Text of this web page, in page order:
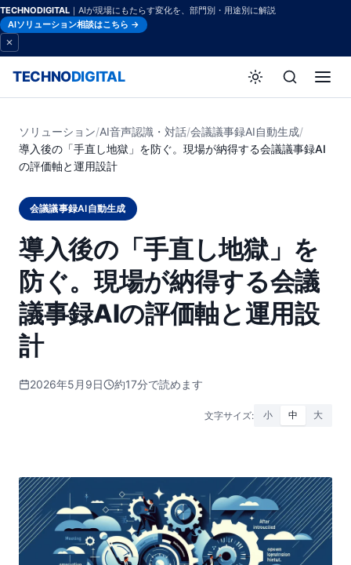
TECHNODIGITAL ｜AIが現場にもたらす変化を、部門別・用途別に解説
AIソリューション相談はこちら →
TECHNODIGITAL
ソリューション/AI音声認識・対話/会議議事録AI自動生成/
導入後の「手直し地獄」を防ぐ。現場が納得する会議議事録AI
の評価軸と運用設計
会議議事録AI自動生成
導入後の「手直し地獄」を
防ぐ。現場が納得する会議
議事録AIの評価軸と運用設
計
2026年5月9日 約17分で読めます
文字サイズ: 小 中 大